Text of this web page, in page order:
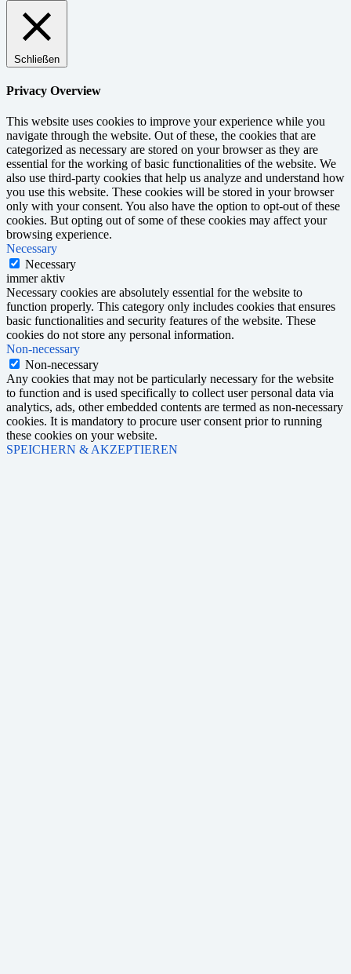
Schließen
Privacy Overview
This website uses cookies to improve your experience while you
navigate through the website. Out of these, the cookies that are
categorized as necessary are stored on your browser as they are
essential for the working of basic functionalities of the website. We
also use third-party cookies that help us analyze and understand how
you use this website. These cookies will be stored in your browser
only with your consent. You also have the option to opt-out of these
cookies. But opting out of some of these cookies may affect your
browsing experience.
Necessary
Necessary
immer aktiv
Necessary cookies are absolutely essential for the website to
function properly. This category only includes cookies that ensures
basic functionalities and security features of the website. These
cookies do not store any personal information.
Non-necessary
Non-necessary
Any cookies that may not be particularly necessary for the website
to function and is used specifically to collect user personal data via
analytics, ads, other embedded contents are termed as non-necessary
cookies. It is mandatory to procure user consent prior to running
these cookies on your website.
SPEICHERN & AKZEPTIEREN